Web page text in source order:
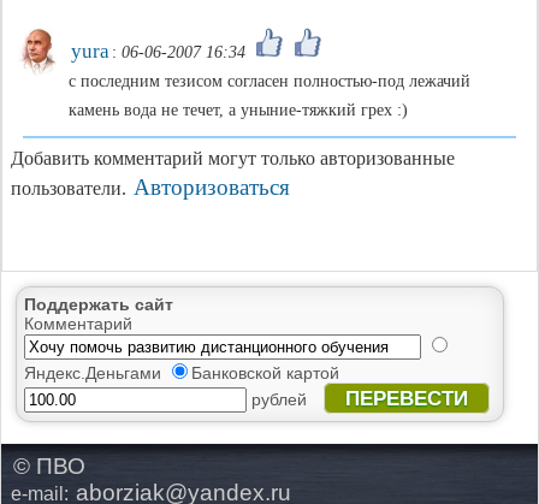
yura : 06-06-2007 16:34
с последним тезисом согласен полностью-под лежачий
камень вода не течет, а уныние-тяжкий грех :)
Добавить комментарий могут только авторизованные
пользователи. Авторизоваться
Поддержать сайт
Комментарий
Яндекс.Деньгами
Банковской картой
рублей
ПЕРЕВЕСТИ
© ПВО
e-mail: aborziak@yandex.ru